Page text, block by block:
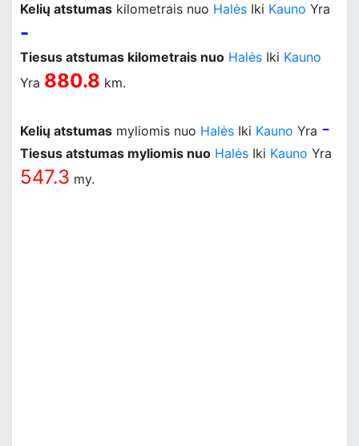
Kelių atstumas kilometrais nuo Halės Iki Kauno Yra
-
Tiesus atstumas kilometrais nuo Halės Iki Kauno
Yra 880.8 km.
Kelių atstumas myliomis nuo Halės Iki Kauno Yra -
Tiesus atstumas myliomis nuo Halės Iki Kauno Yra
547.3 my.